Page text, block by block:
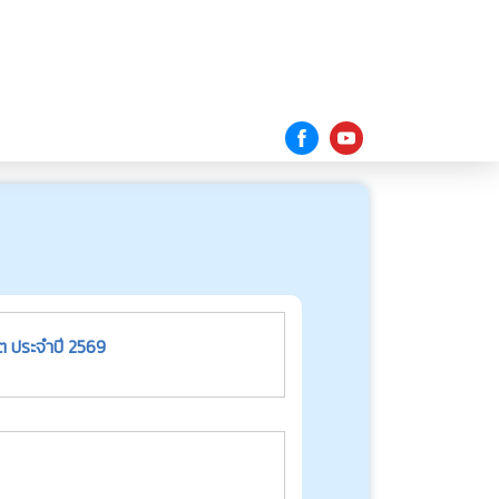
แผนปฏิบัติการด้านการบริหารทรัพยากรบุคคลกองทุนประกันชีวิต ประจำปี 2569